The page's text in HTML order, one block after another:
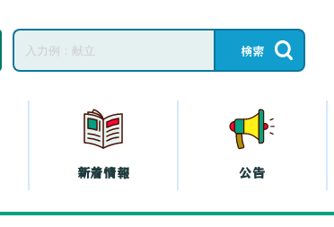
新着情報 公告